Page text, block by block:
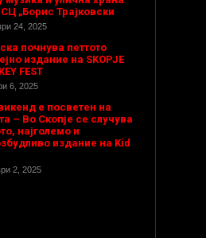
„Борис Трајковски
24, 2025
почнува петтото
издание на SKOPJE
FEST
6, 2025
е посветен на
– Во Скопје се случува
најголемо и
издание на Kid
2, 2025